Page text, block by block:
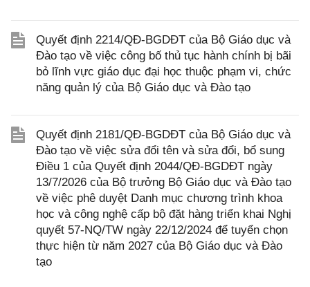
Quyết định 2214/QĐ-BGDĐT của Bộ Giáo dục và
Đào tạo về việc công bố thủ tục hành chính bị bãi
bỏ lĩnh vực giáo dục đại học thuộc phạm vi, chức
năng quản lý của Bộ Giáo dục và Đào tạo
Quyết định 2181/QĐ-BGDĐT của Bộ Giáo dục và
Đào tạo về việc sửa đổi tên và sửa đổi, bổ sung
Điều 1 của Quyết định 2044/QĐ-BGDĐT ngày
13/7/2026 của Bộ trưởng Bộ Giáo dục và Đào tạo
về việc phê duyệt Danh mục chương trình khoa
học và công nghệ cấp bộ đặt hàng triển khai Nghị
quyết 57-NQ/TW ngày 22/12/2024 để tuyển chọn
thực hiện từ năm 2027 của Bộ Giáo dục và Đào
tạo